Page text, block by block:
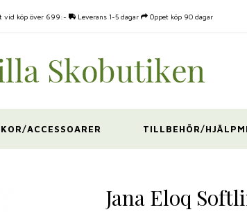
vid köp över 699:- Leverans 1-5 dagar Öppet köp 90 dagar
ACCESSOARER TILLBEHÖR/
Jana Eloq